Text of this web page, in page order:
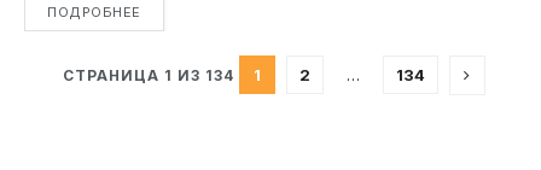
ПОДРОБНЕЕ
СТРАНИЦА 1 ИЗ 134 1 2 … 134